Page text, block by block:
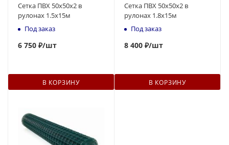
Сетка ПВХ 50х50х2 в
рулонах 1.5х15м
Под заказ
6 750 ₽/шт
В КОРЗИНУ
Сетка ПВХ 50х50х2 в
рулонах 1.8х15м
Под заказ
8 400 ₽/шт
В КОРЗИНУ